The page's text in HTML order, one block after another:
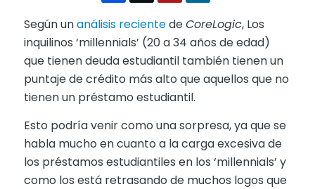
Según unanálisis recientedeCoreLogic, Los
inquilinos ‘millennials’ (20 a 34 años de edad)
que tienen deuda estudiantil también tienen un
puntaje de crédito más alto que aquellos que no
tienen un préstamo estudiantil.
Esto podría venir como una sorpresa, ya que se
habla mucho en cuanto a la carga excesiva de
los préstamos estudiantiles en los ‘millennials’ y
como los está retrasando de muchos logos que